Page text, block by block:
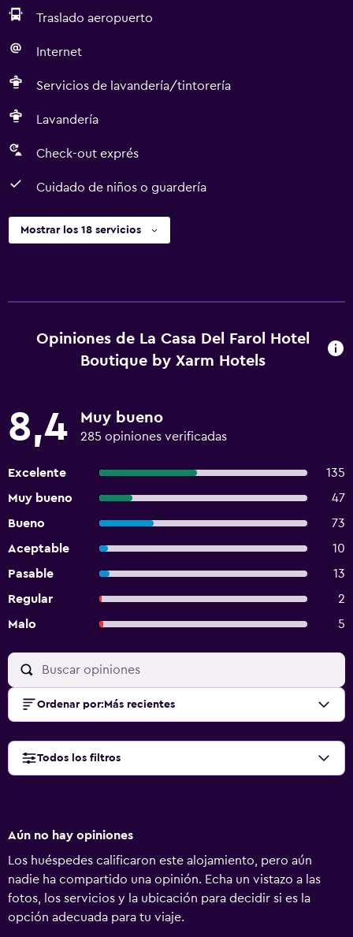
Traslado aeropuerto
Internet
Servicios de lavandería/tintorería
Lavandería
Check-out exprés
Cuidado de niños o guardería
Mostrar los 18 servicios
Opiniones de La Casa Del Farol Hotel
Boutique by Xarm Hotels
8,4 Muy bueno
285 opiniones verificadas
Excelente
135
Muy bueno
47
Bueno
73
Aceptable
10
Pasable
13
Regular
2
Malo
5
Ordenar por: Más recientes
Todos los filtros
Aún no hay opiniones
Los huéspedes calificaron este alojamiento, pero aún
nadie ha compartido una opinión. Echa un vistazo a las
fotos, los servicios y la ubicación para decidir si es la
opción adecuada para tu viaje.